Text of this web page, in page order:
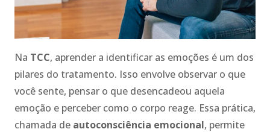
Na TCC, aprender a identificar as emoções é um dos
pilares do tratamento. Isso envolve observar o que
você sente, pensar o que desencadeou aquela
emoção e perceber como o corpo reage. Essa prática,
chamada de autoconsciência emocional, permite